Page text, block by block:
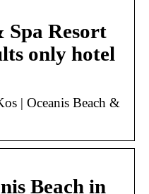
Spa Resort
only hotel
| Oceanis Beach &
Beach in